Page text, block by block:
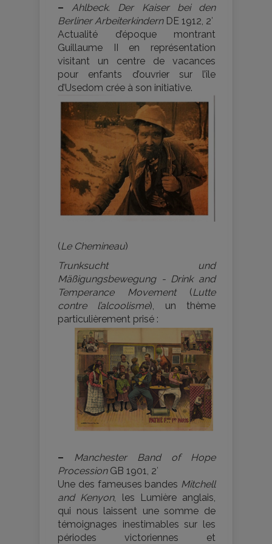
–
Ahlbeck. Der Kaiser bei den
Berliner ArbeiterkindernDE 1912, 2′
Actualité d’époque montrant
Guillaume II en représentation
visitant un centre de vacances
pour enfants d’ouvrier sur l’île
d’Usedom crée à son initiative.
(Le Chemineau)
Trunksucht und
Mäßigungsbewegung - Drink and
Temperance Movement(Lutte
contre l’alcoolisme), un thème
particulièrement prisé :
–
Manchester Band of Hope
ProcessionGB 1901, 2′
Une des fameuses bandes Mitchell
and Kenyon, les Lumière anglais,
qui nous laissent une somme de
témoignages inestimables sur les
périodes victoriennes et